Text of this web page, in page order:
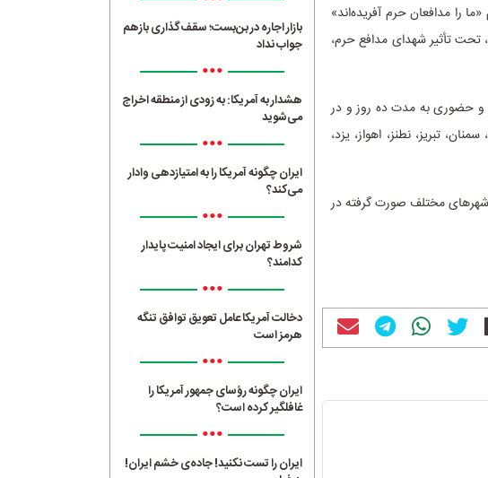
را مدافعان حرم آفریده‌اند»
تحت تأثیر شهدای مدافع حرم،
حضوری به مدت ده روز و در
تبریز، نطنز، اهواز، یزد،
مختلف صورت گرفته در
بازار اجاره در بن‌بست؛ سقف‌گذاری بازهم
جواب نداد
•••
هشدار به آمریکا: به زودی از منطقه اخراج
می‌شوید
•••
ایران چگونه آمریکا را به امتیازدهی وادار
می‌کند؟
•••
شروط تهران برای ایجاد امنیت پایدار
کدامند؟
•••
دخالت آمریکا عامل تعویق توافق تنگه
هرمز است
•••
ایران چگونه رؤسای جمهور آمریکا را
غافلگیر کرده است؟
•••
ایران را تست نکنید! جاده‌ی خشم ایران!